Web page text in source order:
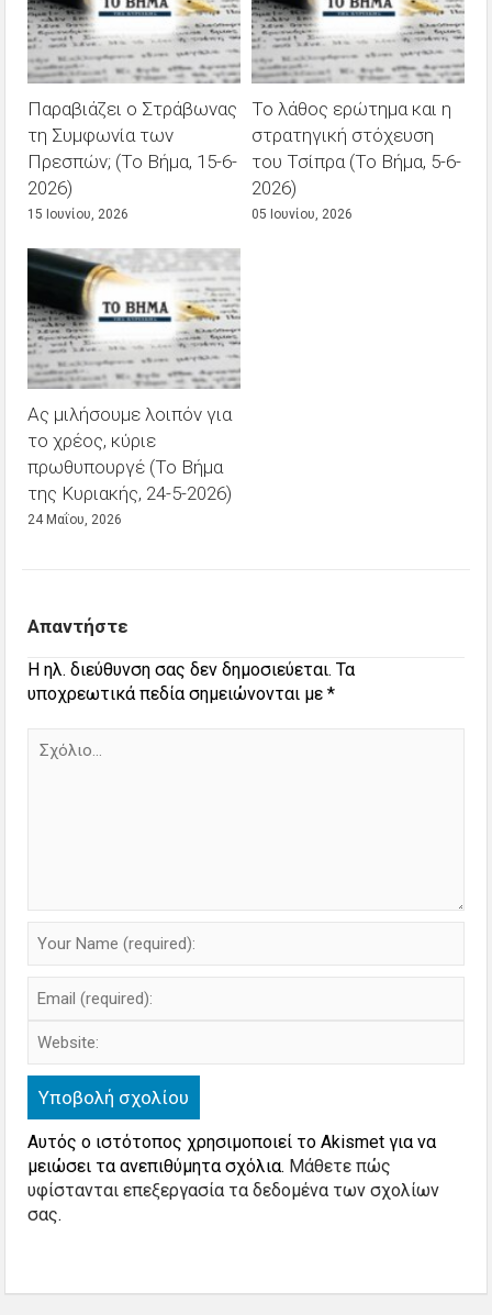
Παραβιάζει ο Στράβωνας
τη Συμφωνία των
Πρεσπών; (Το Βήμα, 15-6-
2026)
15 Ιουνίου, 2026
Το λάθος ερώτημα και η
στρατηγική στόχευση
του Τσίπρα (Το Βήμα, 5-6-
2026)
05 Ιουνίου, 2026
Ας μιλήσουμε λοιπόν για
το χρέος, κύριε
πρωθυπουργέ (Το Βήμα
της Κυριακής, 24-5-2026)
24 Μαΐου, 2026
Απαντήστε
Η ηλ. διεύθυνση σας δεν δημοσιεύεται. Τα
υποχρεωτικά πεδία σημειώνονται με*
Αυτός ο ιστότοπος χρησιμοποιεί το Akismet για να
μειώσει τα ανεπιθύμητα σχόλια. Μάθετε πώς
υφίστανται επεξεργασία τα δεδομένα των σχολίων
σας.